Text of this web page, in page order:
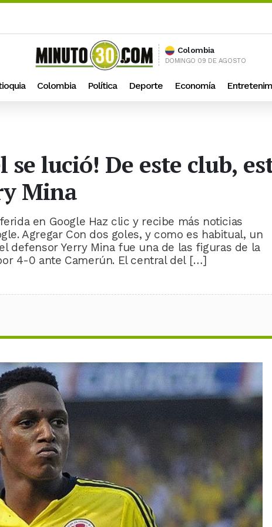
Colombia
DOMINGO 09 DE AGOSTO
Colombia Política Deporte Economía
se lució! De este club,
Mina
en Google Haz clic y recibe más noticias
Agregar Con dos goles, y como es habitual, un
defensor Yerry Mina fue una de las figuras de la
4-0 ante Camerún. El central del […]